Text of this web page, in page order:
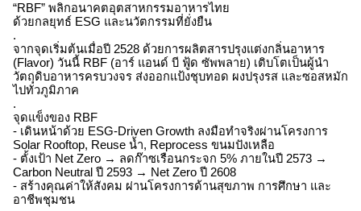
“RBF” พลิกอนาคตอุตสาหกรรมอาหารไทย
ด้วยกลยุทธ์ ESG และนวัตกรรมที่ยั่งยืน
.
จากจุดเริ่มต้นเมื่อปี 2528 ด้วยการผลิตสารปรุงแต่งกลิ่นอาหาร
(Flavor) วันนี้ RBF (อาร์ แอนด์ บี ฟู้ด ซัพพลาย) เติบโตเป็นผู้นำ
วัตถุดิบอาหารครบวงจร ส่งออกแป้งชุบทอด ผงปรุงรส และซอสหมัก
ไปทั่วภูมิภาค
.
จุดแข็งของ RBF
- เดินหน้าด้วย ESG-Driven Growth ลงมือทำจริงผ่านโครงการ
Solar Rooftop, Reuse น้ำ, Reprocess ขนมปังเหลือ
- ตั้งเป้า Net Zero → ลดก๊าซเรือนกระจก 5% ภายในปี 2573 →
Carbon Neutral ปี 2593 → Net Zero ปี 2608
- สร้างคุณค่าให้สังคม ผ่านโครงการด้านสุขภาพ การศึกษา และ
อาชีพชุมชน